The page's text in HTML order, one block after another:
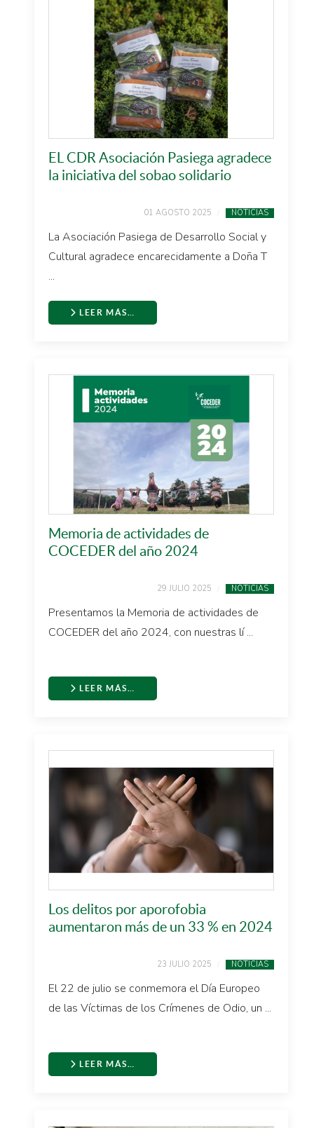
EL CDR Asociación Pasiega agradece
la iniciativa del sobao solidario
01 AGOSTO 2025 NOTICIAS
La Asociación Pasiega de Desarrollo Social y
Cultural agradece encarecidamente a Doña T
...
LEER MÁS…
Memoria de actividades de
COCEDER del año 2024
29 JULIO 2025 NOTICIAS
Presentamos la Memoria de actividades de
COCEDER del año 2024, con nuestras lí ...
LEER MÁS…
Los delitos por aporofobia
aumentaron más de un 33 % en 2024
23 JULIO 2025 NOTICIAS
El 22 de julio se conmemora el Día Europeo
de las Víctimas de los Crímenes de Odio, un ...
LEER MÁS…